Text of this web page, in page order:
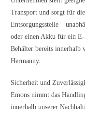
Transport und sorgt für
Entsorgungsstelle –
oder einen Akku für ein
Behälter bereits innerhalb
Hermanny.
Sicherheit und
Emons nimmt das
innerhalb unserer